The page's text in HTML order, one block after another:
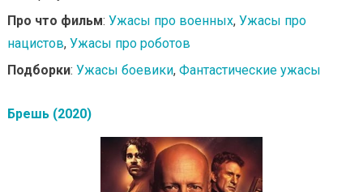
Про что фильм: Ужасы про военных, Ужасы про
нацистов, Ужасы про роботов
Подборки: Ужасы боевики, Фантастические ужасы
Брешь (2020)